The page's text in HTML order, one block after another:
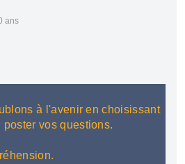
ans
à l'avenir en choisissant
vos questions.